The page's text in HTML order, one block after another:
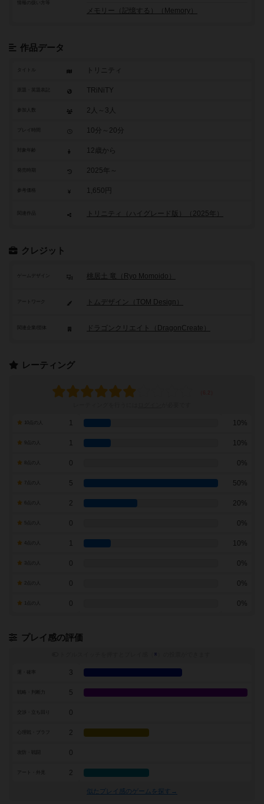
メモリー（記憶する）（Memory）
作品データ
タイトル トリニティ
TRiNiTY
参加人数 2人～3人
10分～20分
12歳から
2025年～
参考価格 1,650円
関連作品 トリニティ（ハイグレード版）（2025年）
クレジット
ゲームデザイン 桃居土 竜（Ryo Momoido）
アートワーク トムデザイン（TOM Design）
ドラゴンクリエイト（DragonCreate）
レーティング
1 10%
1 10%
0 0%
7点の人 5 50%
2 20%
0 0%
1 10%
0 0%
0 0%
0 0%
プレイ感の評価
※
3
戦略・判断力 5
0
2
0
アート・外見 2
似たプレイ感のゲームを探す→